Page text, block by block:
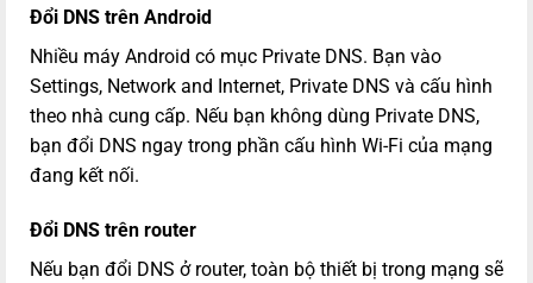
Đổi DNS trên Android
Nhiều máy Android có mục Private DNS. Bạn vào
Settings, Network and Internet, Private DNS và cấu hình
theo nhà cung cấp. Nếu bạn không dùng Private DNS,
bạn đổi DNS ngay trong phần cấu hình Wi-Fi của mạng
đang kết nối.
Đổi DNS trên router
Nếu bạn đổi DNS ở router, toàn bộ thiết bị trong mạng sẽ